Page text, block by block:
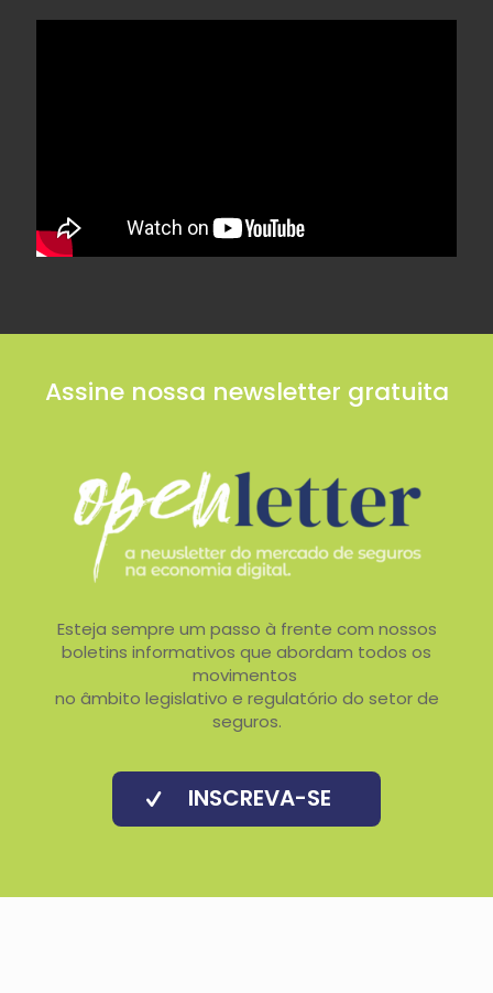
Assine nossa newsletter gratuita
Esteja sempre um passo à frente com nossos
boletins informativos que abordam todos os
movimentos
no âmbito legislativo e regulatório do setor de
seguros.
INSCREVA-SE